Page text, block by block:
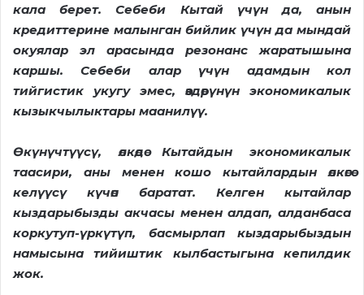
кала берет. Себеби Кытай үчүн да, анын
кредиттерине малынган бийлик үчүн да мындай
окуялар эл арасында резонанс жаратышына
каршы. Себеби алар үчүн адамдын кол
тийгистик укугу эмес, өздөрүнүн экономикалык
кызыкчылыктары маанилүү.
Өкүнүчтүүсү, өлкөдө Кытайдын экономикалык
таасири, аны менен кошо кытайлардын өлкөгө
келүүсү күчөп баратат. Келген кытайлар
кыздарыбызды акчасы менен алдап, алданбаса
коркутуп-үркүтүп, басмырлап кыздарыбыздын
намысына тийиштик кылбастыгына кепилдик
жок.